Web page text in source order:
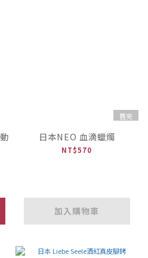
售完
日本NEO 血滴蠟燭
NT$570
加入購物車